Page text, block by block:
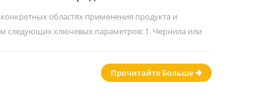
областях применения продукта и
следующих ключевых параметров: 1. Чернила или
печатью или другими печатными красками.
Прочитайте Больше